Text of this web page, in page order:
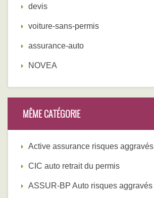
devis
voiture-sans-permis
assurance-auto
NOVEA
MÊME CATÉGORIE
Active assurance risques aggravés
CIC auto retrait du permis
ASSUR-BP Auto risques aggravés